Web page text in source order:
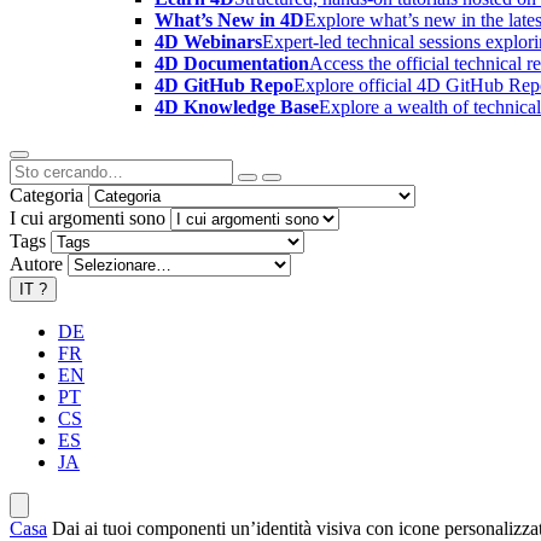
What’s New in 4DExplore what’s new in the
4D WebinarsExpert-led technical sessions
4D DocumentationAccess the official technical
4D GitHub RepoExplore official 4D GitHub
4D Knowledge BaseExplore a wealth of
Categoria
I cui argomenti sono
Tags
Autore
IT ?
DE
FR
EN
PT
CS
ES
JA
Casa Dai ai tuoi componenti un’identità visiva con icone